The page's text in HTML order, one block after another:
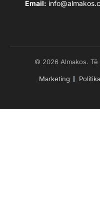
Email:
© 2026 Almakos.
Marketing